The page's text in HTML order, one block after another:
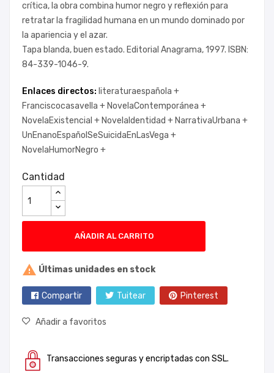
crítica, la obra combina humor negro y reflexión para
retratar la fragilidad humana en un mundo dominado por
la apariencia y el azar.
Tapa blanda, buen estado. Editorial Anagrama, 1997. ISBN:
84-339-1046-9.
Enlaces directos: literaturaespañola +
Franciscocasavella + NovelaContemporánea +
NovelaExistencial + NovelaIdentidad + NarrativaUrbana +
UnEnanoEspañolSeSuicidaEnLasVega +
NovelaHumorNegro +
Cantidad
AÑADIR AL CARRITO
 Últimas unidades en stock
Compartir Tuitear Pinterest
Añadir a favoritos
Transacciones seguras y encriptadas con SSL.